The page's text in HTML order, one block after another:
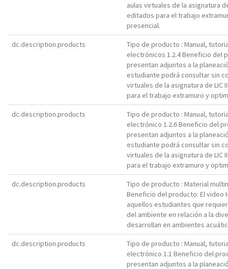
aulas virtuales de la asignatura
editados para el trabajo
presencial.
dc.description.products
Tipo de producto : Manual,
electrónicos 1.2.4 Beneficio del
presentan adjuntos a la
estudiante podrá consultar sin
virtuales de la asignatura de LIC
para el trabajo extramuro y
dc.description.products
Tipo de producto : Manual,
electrónico 1.2.6 Beneficio del
presentan adjuntos a la
estudiante podrá consultar sin
virtuales de la asignatura de LIC
para el trabajo extramuro y
dc.description.products
Tipo de producto : Material
Beneficio del producto: El video
aquellos estudiantes que
del ambiente en relación a la
desarrollan en ambientes
dc.description.products
Tipo de producto : Manual,
electrónico 1.1 Beneficio del
presentan adjuntos a la